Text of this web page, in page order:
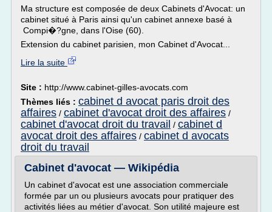
Ma structure est composée de deux Cabinets d'Avocat: un
cabinet situé à Paris ainsi qu'un cabinet annexe basé à
Compi�?gne, dans l'Oise (60).
Extension du cabinet parisien, mon Cabinet d'Avocat...
Lire la suite
Site : http://www.cabinet-gilles-avocats.com
Thèmes liés : cabinet d avocat paris droit des
affaires / cabinet d'avocat droit des affaires /
cabinet d'avocat droit du travail / cabinet d
avocat droit des affaires / cabinet d avocats
droit du travail
Cabinet d'avocat — Wikipédia
Un cabinet d'avocat est une association commerciale
formée par un ou plusieurs avocats pour pratiquer des
activités liées au métier d'avocat. Son utilité majeure est